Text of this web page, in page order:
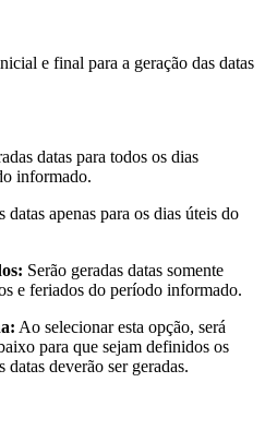
e final para a geração das datas
datas para todos os dias
informado.
datas apenas para os dias úteis do
Serão geradas datas somente
e feriados do período informado.
Ao selecionar esta opção, será
para que sejam definidos os
datas deverão ser geradas.